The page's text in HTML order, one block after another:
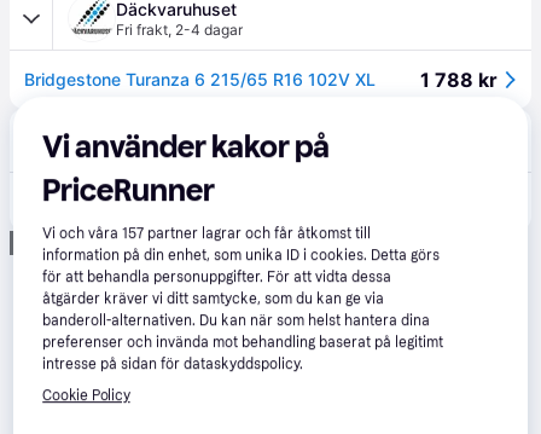
Däckvaruhuset
Fri frakt, 2-4 dagar
Bridgestone Turanza 6 215/65 R16 102V XL 1 788 kr
Skruvat
109 kr frakt
Annons
Vi använder kakor på
PriceRunner
Vi och våra157 partner lagrar och får åtkomst till
information på din enhet, som unika ID i cookies. Detta görs
för att behandla personuppgifter. För att vidta dessa
åtgärder kräver vi ditt samtycke, som du kan ge via
banderoll-alternativen. Du kan när som helst hantera dina
preferenser och invända mot behandling baserat på legitimt
intresse på sidan för dataskyddspolicy.
Cookie Policy